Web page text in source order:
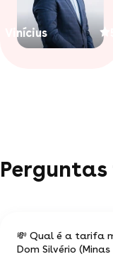
Vinícius
💸 Qual é a tarifa
Dom Silvério (Minas